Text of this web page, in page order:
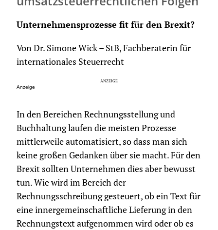
Unternehmensprozesse fit für den Brexit?
Von Dr. Simone Wick – StB, Fachberaterin für
internationales Steuerrecht
Anzeige
In den Bereichen Rechnungsstellung und
Buchhaltung laufen die meisten Prozesse
mittlerweile automatisiert, so dass man sich
keine großen Gedanken über sie macht. Für den
Brexit sollten Unternehmen dies aber bewusst
tun. Wie wird im Bereich der
Rechnungsschreibung gesteuert, ob ein Text für
eine innergemeinschaftliche Lieferung in den
Rechnungstext aufgenommen wird oder ob es